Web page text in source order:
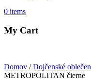
0 items
My Cart
Domov /Dojčenské
METROPOLITAN čierne